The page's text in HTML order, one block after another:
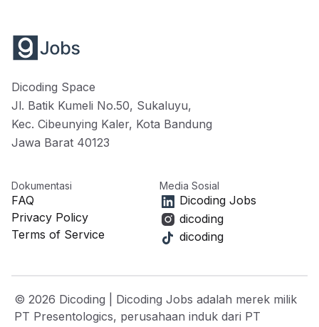
Dicoding Space
Jl. Batik Kumeli No.50, Sukaluyu,
Kec. Cibeunying Kaler, Kota Bandung
Jawa Barat 40123
Dokumentasi
FAQ
Privacy Policy
Terms of Service
Media Sosial
Dicoding Jobs
dicoding
dicoding
© 2026 Dicoding | Dicoding Jobs adalah merek milik
PT Presentologics, perusahaan induk dari PT